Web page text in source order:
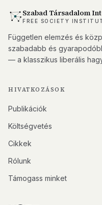
Szabad Társadalom
FREE SOCIETY
Független elemzés és
szabadabb és
— a klasszikus liberális
HIVATKOZÁSOK
Publikációk
Költségvetés
Cikkek
Rólunk
Támogass minket